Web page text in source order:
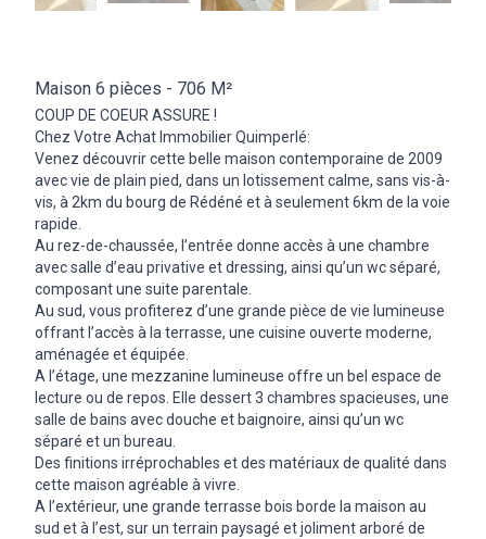
Maison 6 pièces - 706 M²
COUP DE COEUR ASSURE !
Chez Votre Achat Immobilier Quimperlé:
Venez découvrir cette belle maison contemporaine de 2009
avec vie de plain pied, dans un lotissement calme, sans vis-à-
vis, à 2km du bourg de Rédéné et à seulement 6km de la voie
rapide.
Au rez-de-chaussée, l’entrée donne accès à une chambre
avec salle d’eau privative et dressing, ainsi qu’un wc séparé,
composant une suite parentale.
Au sud, vous profiterez d’une grande pièce de vie lumineuse
offrant l’accès à la terrasse, une cuisine ouverte moderne,
aménagée et équipée.
A l’étage, une mezzanine lumineuse offre un bel espace de
lecture ou de repos. Elle dessert 3 chambres spacieuses, une
salle de bains avec douche et baignoire, ainsi qu’un wc
séparé et un bureau.
Des finitions irréprochables et des matériaux de qualité dans
cette maison agréable à vivre.
A l’extérieur, une grande terrasse bois borde la maison au
sud et à l’est, sur un terrain paysagé et joliment arboré de